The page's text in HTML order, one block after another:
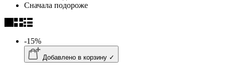
Сначала подороже
-15%
Добавлено в корзину ✓